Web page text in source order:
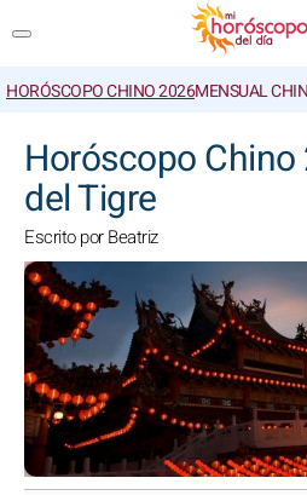
HORÓSCOPO CHINO 2026MENSUAL
Horóscopo
del Tigre
Escrito por Beatriz